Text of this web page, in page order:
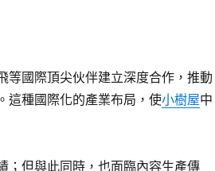
等國際頂尖伙伴建立深度合作，推動
這種國際化的產業布局，使小樹屋中
；但與此同時，也面臨內容生產傳